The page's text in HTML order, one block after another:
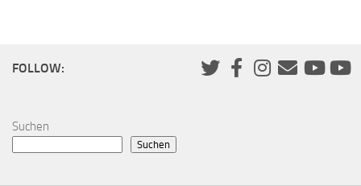
FOLLOW:
Suchen
Suchen